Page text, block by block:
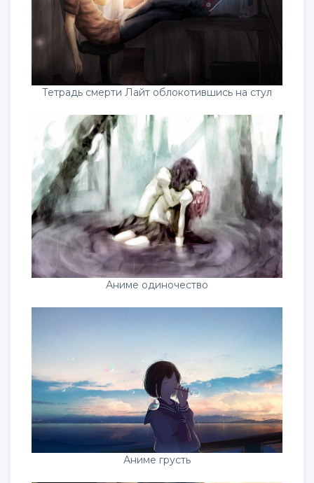
Тетрадь смерти Лайт облокотившись на стул
Аниме одиночество
Аниме грусть